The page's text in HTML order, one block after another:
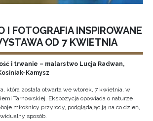
I FOTOGRAFIA INSPIROWANE
OD 7 KWIETNIA
i trwanie – malarstwo Lucja Radwan,
Kamysz
która została otwarta we wtorek, 7 kwietnia, w
Tarnowskiej. Ekspozycja opowiada o naturze i
miłośnicy przyrody, podglądając ją na co dzień,
sposób.